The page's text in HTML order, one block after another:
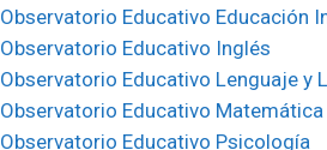
Observatorio Educativo Educación
Observatorio Educativo Inglés
Observatorio Educativo Lenguaje y
Observatorio Educativo Matemática
Observatorio Educativo Psicología